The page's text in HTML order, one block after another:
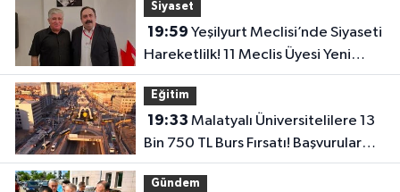
Siyaset
19:59
Hareketlilk! 11 Meclis Üyesi Yeni
Parti’ye Katıldı..
Eğitim
19:33
Bin 750 TL Burs Fırsatı! Başvurular
Başlıyor...
Gündem